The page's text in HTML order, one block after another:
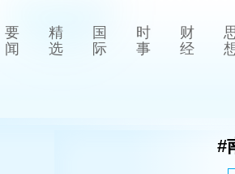
要
闻
精
选
国
际
时
事
财
经
#